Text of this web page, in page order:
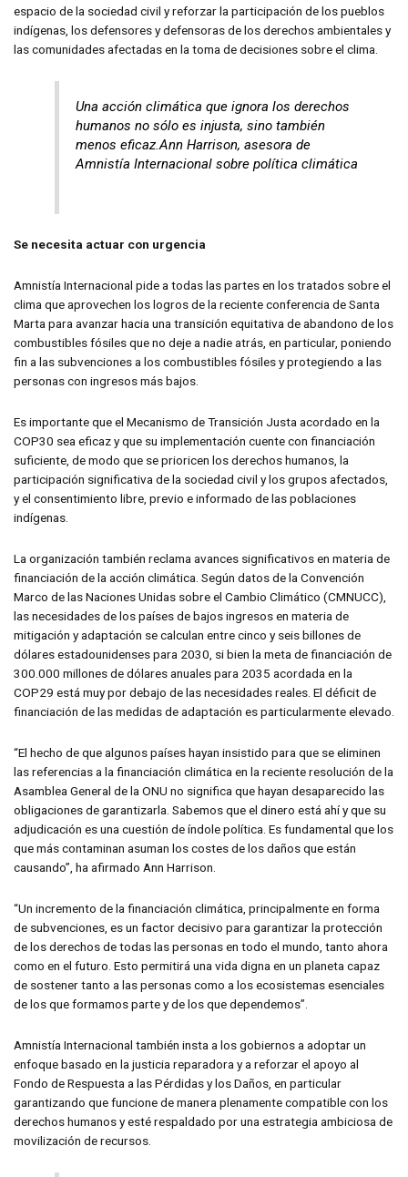
espacio de la sociedad civil y reforzar la participación de los pueblos
indígenas, los defensores y defensoras de los derechos ambientales y
las comunidades afectadas en la toma de decisiones sobre el clima.
Una acción climática que ignora los derechos
humanos no sólo es injusta, sino también
menos eficaz.Ann Harrison, asesora de
Amnistía Internacional sobre política climática
Se necesita actuar con urgencia
Amnistía Internacional pide a todas las partes en los tratados sobre el
clima que aprovechen los logros de la reciente conferencia de Santa
Marta para avanzar hacia una transición equitativa de abandono de los
combustibles fósiles que no deje a nadie atrás, en particular, poniendo
fin a las subvenciones a los combustibles fósiles y protegiendo a las
personas con ingresos más bajos.
Es importante que el Mecanismo de Transición Justa acordado en la
COP30 sea eficaz y que su implementación cuente con financiación
suficiente, de modo que se prioricen los derechos humanos, la
participación significativa de la sociedad civil y los grupos afectados,
y el consentimiento libre, previo e informado de las poblaciones
indígenas.
La organización también reclama avances significativos en materia de
financiación de la acción climática. Según datos de la Convención
Marco de las Naciones Unidas sobre el Cambio Climático (CMNUCC),
las necesidades de los países de bajos ingresos en materia de
mitigación y adaptación se calculan entre cinco y seis billones de
dólares estadounidenses para 2030, si bien la meta de financiación de
300.000 millones de dólares anuales para 2035 acordada en la
COP29 está muy por debajo de las necesidades reales. El déficit de
financiación de las medidas de adaptación es particularmente elevado.
“El hecho de que algunos países hayan insistido para que se eliminen
las referencias a la financiación climática en la reciente resolución de la
Asamblea General de la ONU no significa que hayan desaparecido las
obligaciones de garantizarla. Sabemos que el dinero está ahí y que su
adjudicación es una cuestión de índole política. Es fundamental que los
que más contaminan asuman los costes de los daños que están
causando”, ha afirmado Ann Harrison.
“Un incremento de la financiación climática, principalmente en forma
de subvenciones, es un factor decisivo para garantizar la protección
de los derechos de todas las personas en todo el mundo, tanto ahora
como en el futuro. Esto permitirá una vida digna en un planeta capaz
de sostener tanto a las personas como a los ecosistemas esenciales
de los que formamos parte y de los que dependemos”.
Amnistía Internacional también insta a los gobiernos a adoptar un
enfoque basado en la justicia reparadora y a reforzar el apoyo al
Fondo de Respuesta a las Pérdidas y los Daños, en particular
garantizando que funcione de manera plenamente compatible con los
derechos humanos y esté respaldado por una estrategia ambiciosa de
movilización de recursos.